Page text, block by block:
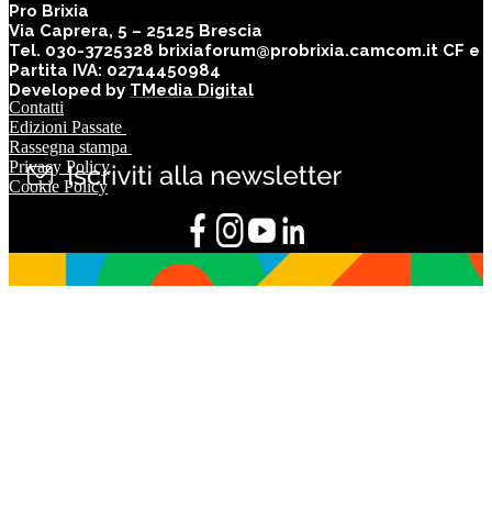
Pro Brixia
Via Caprera, 5 – 25125 Brescia
Tel. 030-3725328 brixiaforum@probrixia.camcom.it CF e
Partita IVA: 02714450984
Developed by TMedia Digital
Contatti
Edizioni Passate
Rassegna stampa
Privacy Policy
Cookie Policy